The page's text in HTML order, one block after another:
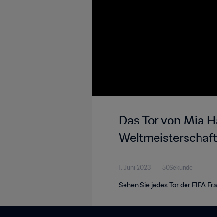
Das Tor von Mia
1. Juni 2023 50Sekunde
Sehen Sie jedes Tor der FIFA